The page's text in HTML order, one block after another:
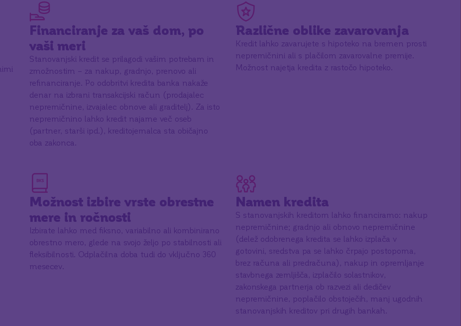
Financiranje za vaš dom, po
vaši meri
Stanovanjski kredit se prilagodi vašim potrebam in
zmožnostim – za nakup, gradnjo, prenovo ali
refinanciranje. Po odobritvi kredita banka nakaže
denar na izbrani transakcijski račun (prodajalec
nepremičnine, izvajalec obnove ali graditelj). Za isto
nepremičnino lahko kredit najame več oseb
(partner, starši ipd.), kreditojemalca sta običajno
oba zakonca.
Različne oblike zavarovanja
Kredit lahko zavarujete s hipoteko na bremen prosti
nepremičnini ali s plačilom zavarovalne premije.
Možnost najetja kredita z rastočo hipoteko.
Možnost izbire vrste obrestne
mere in ročnosti
Izbirate lahko med fiksno, variabilno ali kombinirano
obrestno mero, glede na svojo željo po stabilnosti ali
fleksibilnosti. Odplačilna doba tudi do vključno 360
mesecev.
Namen kredita
S stanovanjskih kreditom lahko financiramo: nakup
nepremičnine; gradnjo ali obnovo nepremičnine
(delež odobrenega kredita se lahko izplača v
gotovini, sredstva pa se lahko črpajo postopoma,
brez računa ali predračuna), nakup in opremljanje
stavbnega zemljišča, izplačilo solastnikov,
zakonskega partnerja ob razvezi ali dedičev
nepremičnine, poplačilo obstoječih, manj ugodnih
stanovanjskih kreditov pri drugih bankah.